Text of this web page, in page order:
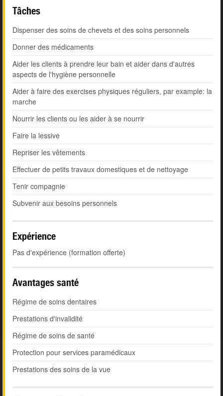
Tâches
Dispenser des soins de chevets et des soins personnels
Donner des médicaments
Aider les clients à prendre leur bain et aider dans d'autres
aspects de l'hygiène personnelle
Aider à faire des exercises physiques réguliers, par example: la
marche
Nourrir les clients ou les aider à se nourrir
Faire la lessive
Repriser les vêtements
Effectuer de petits travaux domestiques et de nettoyage
Tenir compagnie
Subvenir aux besoins personnels
Expérience
Pas d'expérience (formation offerte)
Avantages santé
Régime de soins dentaires
Prestations d'invalidité
Régime de soins de santé
Protection pour services paramédicaux
Prestations des soins de la vue